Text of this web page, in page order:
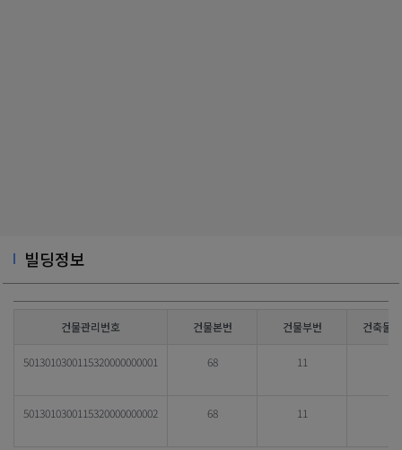
빌딩정보
건물관리번호 건물본번 건물부번 건축물
5013010300115320000000001 68 11
5013010300115320000000002 68 11